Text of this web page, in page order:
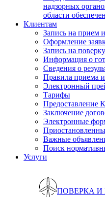
надзорных
области
Клиентам
Запись на прием
Оформление
Запись на
Информация о
Сведения о
Правила приема
Электронный
Тарифы
Предоставление
Заключение
Электронные
Важные
Поиск
Услуги
ПОВЕРКА И